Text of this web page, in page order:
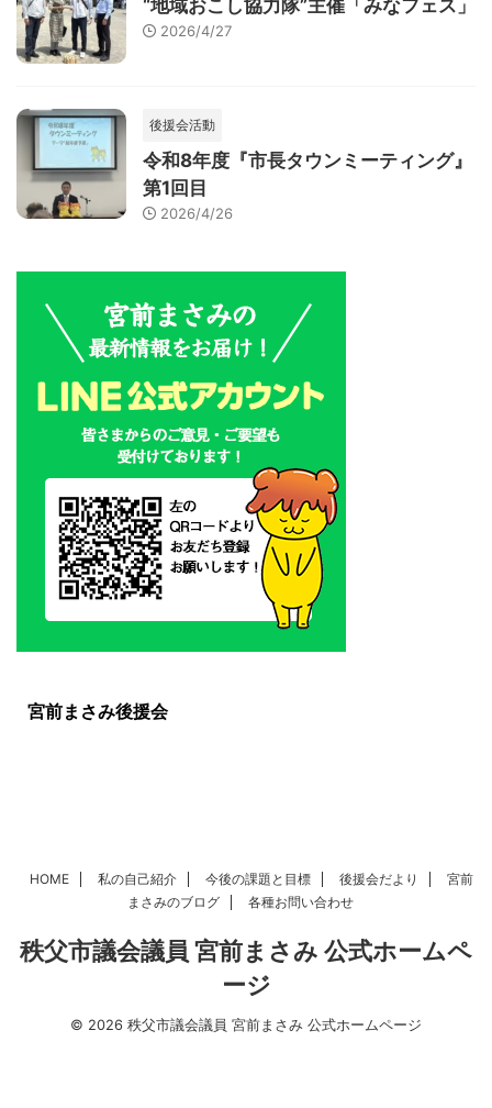
“地域おこし協力隊”主催「みなフェス」
2026/4/27
後援会活動
令和8年度『市長タウンミーティング』
第1回目
2026/4/26
宮前まさみ後援会
HOME 私の自己紹介 今後の課題と目標 後援会だより
宮前
まさみのブログ
各種お問い合わせ
秩父市議会議員 宮前まさみ 公式ホームペ
ージ
© 2026 秩父市議会議員 宮前まさみ 公式ホームページ